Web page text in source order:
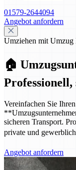
01579-2644094
Angebot anfordern
Umziehen mit
🏠
Vereinfachen Sie
sicheren Transport.
private und
Angebot anfordern